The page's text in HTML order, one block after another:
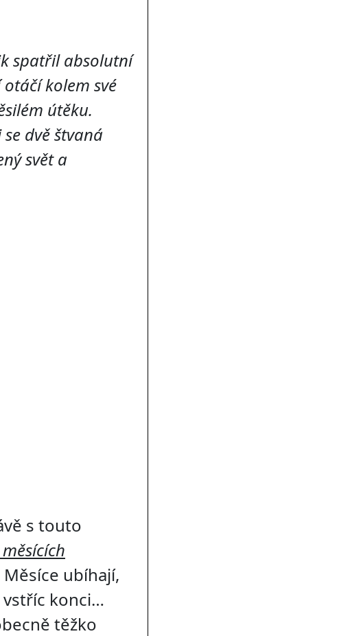
spatřil absolutní
kolem své
útěku.
dvě štvaná
svět a
s touto
ubíhají,
vstříc konci…
těžko